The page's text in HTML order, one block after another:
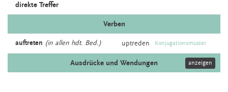
direkte Treffer
Verben
auftreten (in allen hdt. Bed.) uptreden Konjugationsmuster
Ausdrücke und Wendungen anzeigen